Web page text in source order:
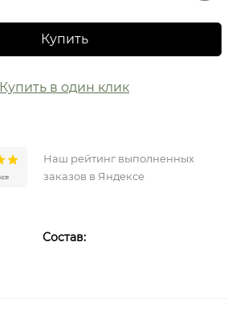
Купить
Купить в один клик
Наш рейтинг выполненных
заказов в Яндексе
Состав: